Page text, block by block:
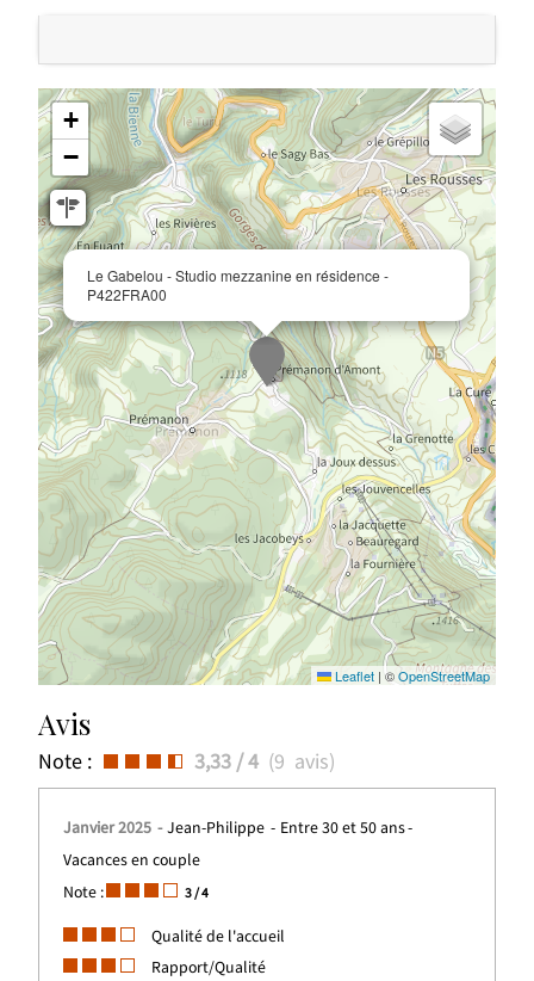
Le Gabelou - Studio mezzanine en résidence -
P422FRA00
+
−
Leaflet | ©OpenStreetMap
Avis
Note : 3,33 / 4 (9 avis)
Janvier 2025 Jean-Philippe
Entre 30 et 50 ans
Vacances en couple
Note :
3/ 4
Qualité de l'accueil
Rapport/Qualité